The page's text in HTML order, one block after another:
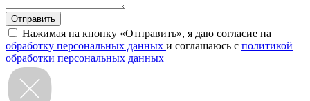
Нажимая на кнопку «Отправить», я даю согласие на
обработку персональных данных и соглашаюсь с политикой
обработки персональных данных